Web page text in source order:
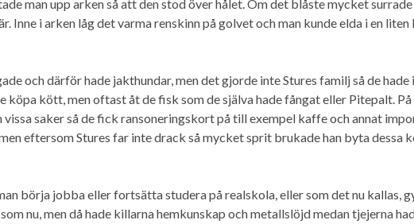
man upp arken så att den stod över hålet. Om det blåste mycket
Inne i arken låg det varma renskinn på golvet och man kunde elda i en liten
och därför hade jakthundar, men det gjorde inte Stures familj så de hade
köpa kött, men oftast åt de fisk som de själva hade fångat eller Pitepalt. På
saker så de fick ransoneringskort på till exempel kaffe och annat
eftersom Stures far inte drack så mycket sprit brukade han byta dessa
börja jobba eller fortsätta studera på realskola, eller som det nu kallas,
nu, men då hade killarna hemkunskap och metallslöjd medan tjejerna